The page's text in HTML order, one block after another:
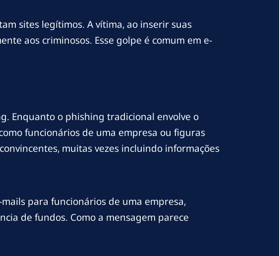
sites legítimos. A vítima, ao inserir suas
aos criminosos. Esse golpe é comum em e-
Enquanto o phishing tradicional envolve o
funcionários de uma empresa ou figuras
muitas vezes incluindo informações
para funcionários de uma empresa,
de fundos. Como a mensagem parece